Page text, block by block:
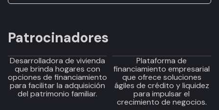
Patrocinadores
Desarrolladora de vivienda
que brinda hogares con
opciones de financiamiento
para facilitar la adquisición
del patrimonio familiar.
Plataforma de
financiamiento empresarial
que ofrece soluciones
ágiles de crédito y liquidez
para impulsar el
crecimiento de negocios.